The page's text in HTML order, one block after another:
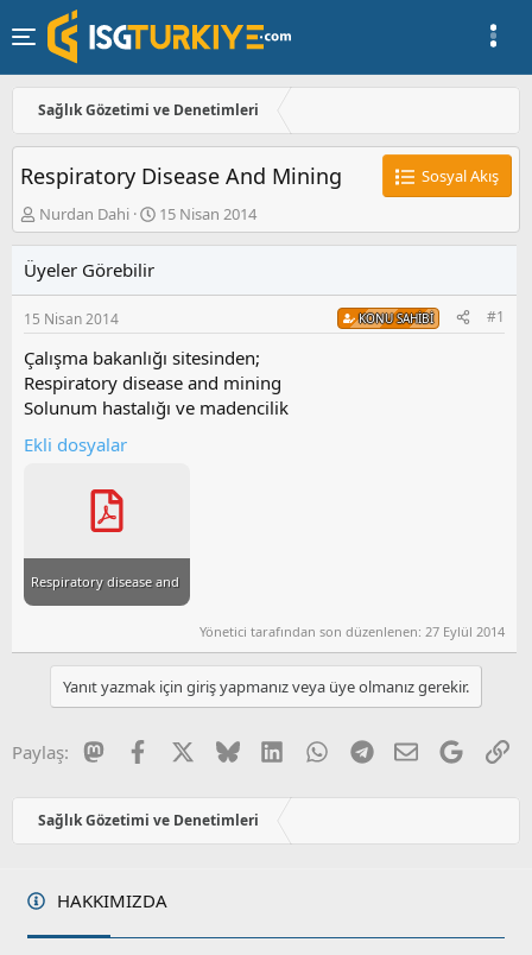
Sağlık Gözetimi ve Denetimleri
Respiratory Disease And Mining
Sosyal Akış
K
o
u
y
u
b
a
ş
l
t
Nurdan Dahi
B
a
a
g
ı
ç
t
a
15 Nisan 2014
Üyeler Görebilir
15 Nisan 2014 KONU SAHIBI #1
Çalışma bakanlığı sitesinden;
Respiratory disease and mining
Solunum hastalığı ve madencilik
Ekli dosyalar
Respiratory disease and mining.pdf
Yönetici tarafından son düzenlenen: 27 Eylül 2014
Yanıt yazmak için giriş yapmanız veya üye olmanız gerekir.
Paylaş: MastodonFacebook BlueskyLinkedInWhatsAppTelegram
E-postaGoogle
Sağlık Gözetimi ve Denetimleri
HAKKIMIZDA